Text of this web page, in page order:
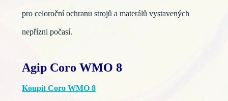
pro celoroční ochranu strojů a materálů vystavených
nepřízni počasí.
Agip Coro WMO 8
Koupit Coro WMO 8